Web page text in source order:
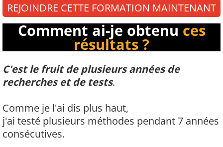
REJOINDRE CETTE FORMATION MAINTENANT
Comment ai-je obtenuces
résultats ?
C'est le fruit de plusieurs années de
recherches et de tests.
Comme je l'ai dis plus haut,
j'ai testé plusieurs méthodes pendant 7 années
consécutives.